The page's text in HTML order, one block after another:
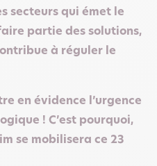
secteurs qui émet le
partie des solutions,
à réguler le
en évidence l’urgence
! C’est pourquoi,
se mobilisera ce 23